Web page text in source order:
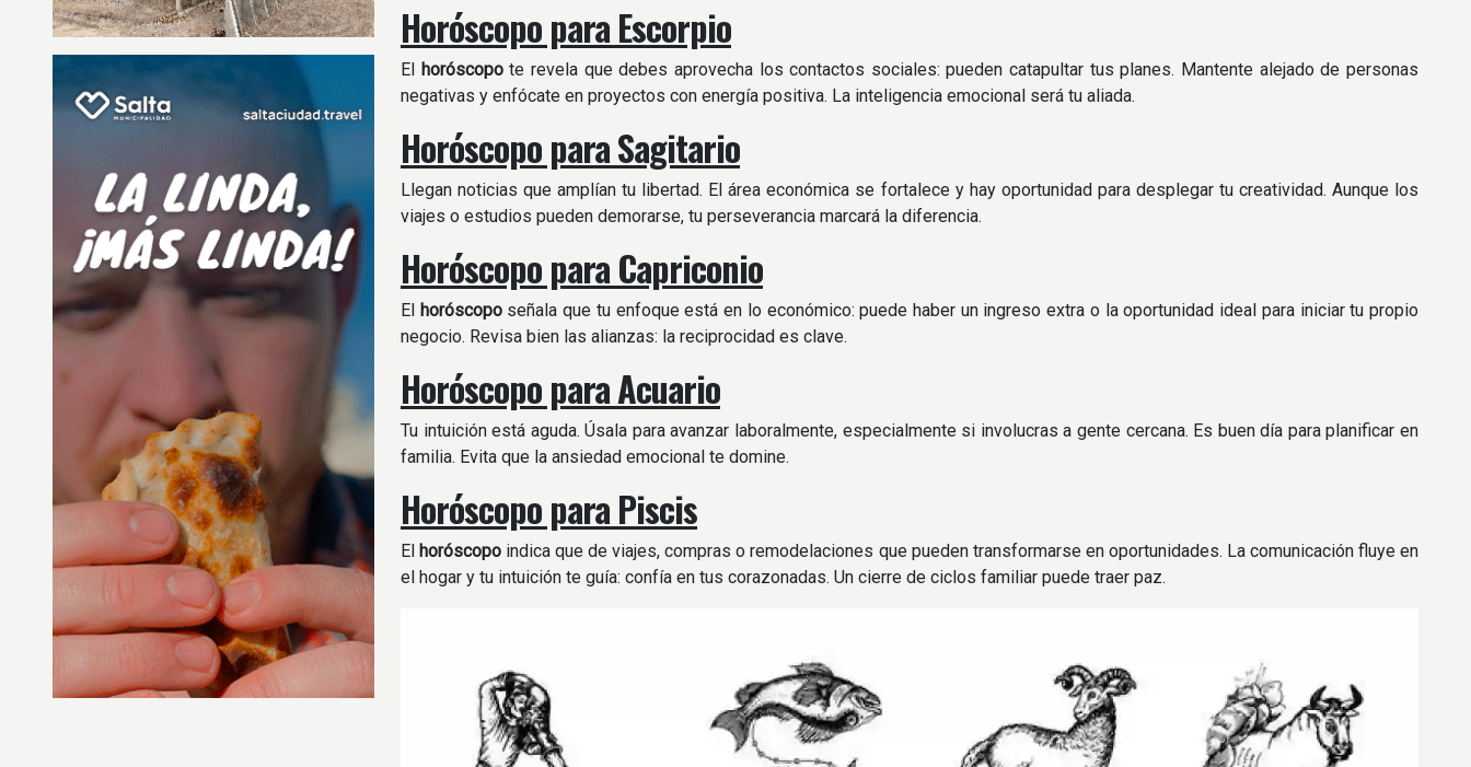
Horóscopo para Escorpio
El horóscopote revela que debes aprovecha los contactos sociales: pueden catapultar tus planes. Mantente alejado de personas
negativas y enfócate en proyectos con energía positiva. La inteligencia emocional será tu aliada.
Horóscopo para Sagitario
Llegan noticias que amplían tu libertad. El área económica se fortalece y hay oportunidad para desplegar tu creatividad. Aunque los
viajes o estudios pueden demorarse, tu perseverancia marcará la diferencia.
Horóscopo para Capriconio
El horóscoposeñala que tu enfoque está en lo económico: puede haber un ingreso extra o la oportunidad ideal para iniciar tu propio
negocio. Revisa bien las alianzas: la reciprocidad es clave.
Horóscopo para Acuario
Tu intuición está aguda. Úsala para avanzar laboralmente, especialmente si involucras a gente cercana. Es buen día para planificar en
familia. Evita que la ansiedad emocional te domine.
Horóscopo para Piscis
El horóscopo indica que de viajes, compras o remodelaciones que pueden transformarse en oportunidades. La comunicación fluye en
el hogar y tu intuición te guía: confía en tus corazonadas. Un cierre de ciclos familiar puede traer paz.